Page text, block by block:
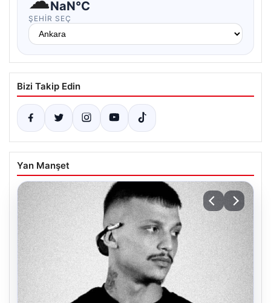
NaN°C
ŞEHIR SEÇ
Bizi Takip Edin
Yan Manşet